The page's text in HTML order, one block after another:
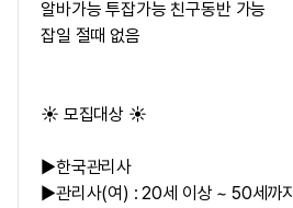
알바가능 투잡가능 친구동반 가능
잡일 절때 없음
☀️ 모집대상 ☀️
▶한국관리사
▶관리사(여) : 20세 이상 ~ 50세까